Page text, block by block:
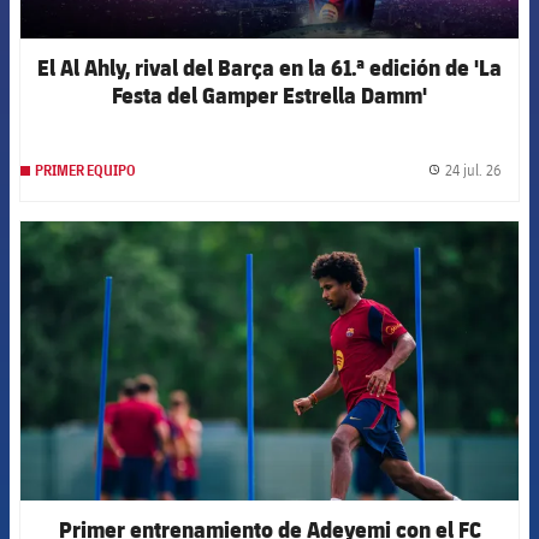
El Al Ahly, rival del Barça en la 61.ª edición de 'La
Festa del Gamper Estrella Damm'
PRIMER EQUIPO 24 jul. 26
FCB Barcelona badge
Primer entrenamiento de Adeyemi con el FC